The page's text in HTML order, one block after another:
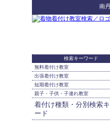
南
検索キーワード
無料着付け教室
出張着付け教室
短期着付け教室
親子・子供・子連れ教室
着付け種類・分別検索
ード